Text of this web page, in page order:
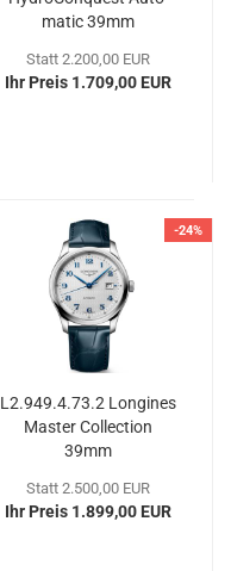
ma­tic 39mm
Statt 2.200,00 EUR
Ihr Preis 1.709,00 EUR
-24%
L2.949.4.73.2 Lon­gi­nes
Mas­ter Coll­ec­tion
39mm
Statt 2.500,00 EUR
Ihr Preis 1.899,00 EUR